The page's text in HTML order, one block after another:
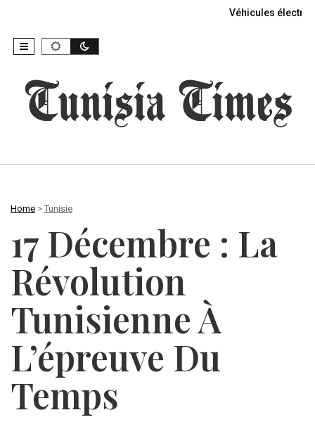
Véhicules
Home > Tunisie
17 Décembre : La
Révolution
Tunisienne À
L’épreuve Du
Temps